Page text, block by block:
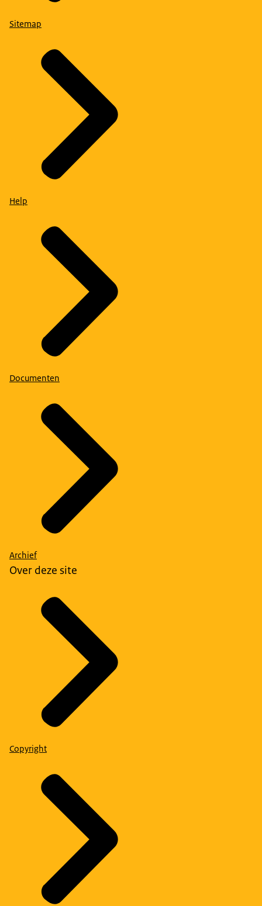
Sitemap
Help
Documenten
Archief
Over deze site
Copyright